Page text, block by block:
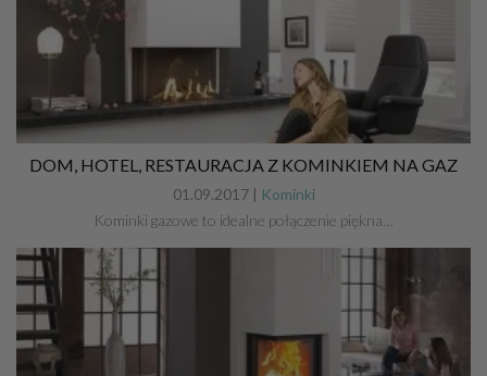
DOM, HOTEL, RESTAURACJA Z KOMINKIEM NA GAZ
01.09.2017 | Kominki
Kominki gazowe to idealne połączenie piękna…